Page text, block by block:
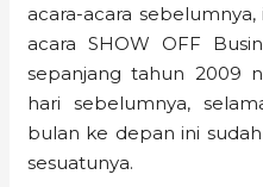
acara-acara
acara SHOW OFF
sepanjang tahun 2009
hari sebelumnya,
bulan ke depan ini
sesuatunya.